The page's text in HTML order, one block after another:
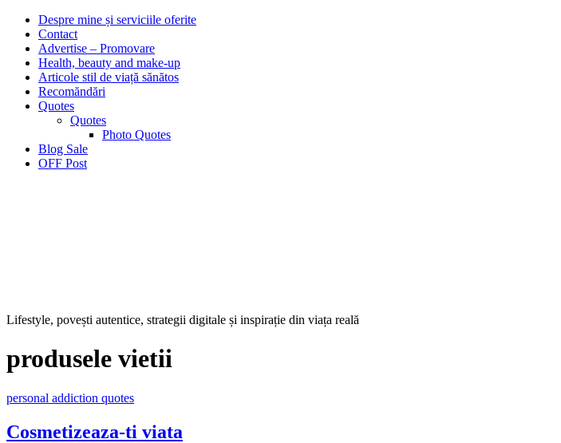
Despre mine și serviciile oferite
Contact
Advertise – Promovare
Health, beauty and make-up
Articole stil de viață sănătos
Recomăndări
Quotes
Quotes
Photo Quotes
Blog Sale
OFF Post
Lifestyle, povești autentice, strategii digitale și inspirație din viața reală
produsele vietii
personal addiction quotes
Cosmetizeaza-ti viata